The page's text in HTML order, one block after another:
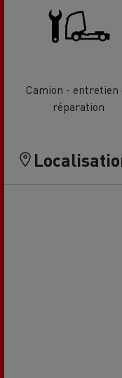
Camion - entretien
réparation